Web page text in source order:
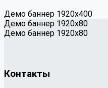
Демо баннер 1920х400
Демо баннер 1920x80
Демо баннер 1920x80
Контакты